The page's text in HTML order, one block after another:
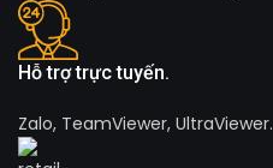
Hỗ trợ trực tuyến.
Zalo, TeamViewer, UltraViewer.